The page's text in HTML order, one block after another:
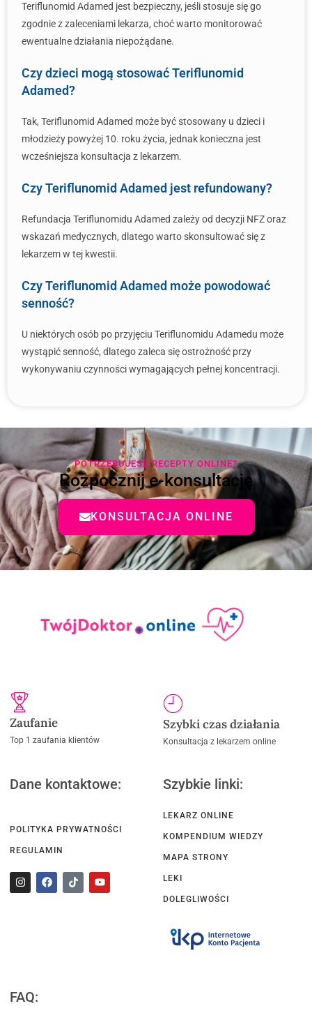
Teriflunomid Adamed jest bezpieczny, jeśli stosuje się go
zgodnie z zaleceniami lekarza, choć warto monitorować
ewentualne działania niepożądane.
Czy dzieci mogą stosować Teriflunomid
Adamed?
Tak, Teriflunomid Adamed może być stosowany u dzieci i
młodzieży powyżej 10. roku życia, jednak konieczna jest
wcześniejsza konsultacja z lekarzem.
Czy Teriflunomid Adamed jest refundowany?
Refundacja Teriflunomidu Adamed zależy od decyzji NFZ oraz
wskazań medycznych, dlatego warto skonsultować się z
lekarzem w tej kwestii.
Czy Teriflunomid Adamed może powodować
senność?
U niektórych osób po przyjęciu Teriflunomidu Adamedu może
wystąpić senność, dlatego zaleca się ostrożność przy
wykonywaniu czynności wymagających pełnej koncentracji.
POTRZEBUJESZ RECEPTY ONLINE?
Rozpocznij e-konsultację
KONSULTACJA ONLINE
Zaufanie
Top 1 zaufania klientów
Szybki czas działania
Konsultacja z lekarzem online
Dane kontaktowe:
POLITYKA PRYWATNOŚCI
REGULAMIN
Szybkie linki:
LEKARZ ONLINE
KOMPENDIUM WIEDZY
MAPA STRONY
LEKI
DOLEGLIWOŚCI
FAQ: